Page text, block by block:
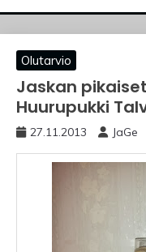
Olutarvio
Jaskan
Huurupukki
27.11.2013 JaGe